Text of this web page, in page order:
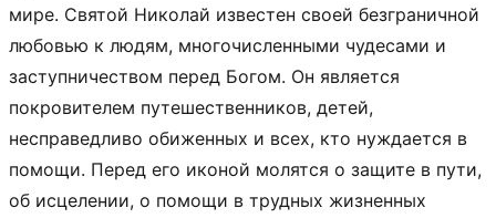
мире. Святой Николай известен своей безграничной
любовью к людям, многочисленными чудесами и
заступничеством перед Богом. Он является
покровителем путешественников, детей,
несправедливо обиженных и всех, кто нуждается в
помощи. Перед его иконой молятся о защите в пути,
об исцелении, о помощи в трудных жизненных